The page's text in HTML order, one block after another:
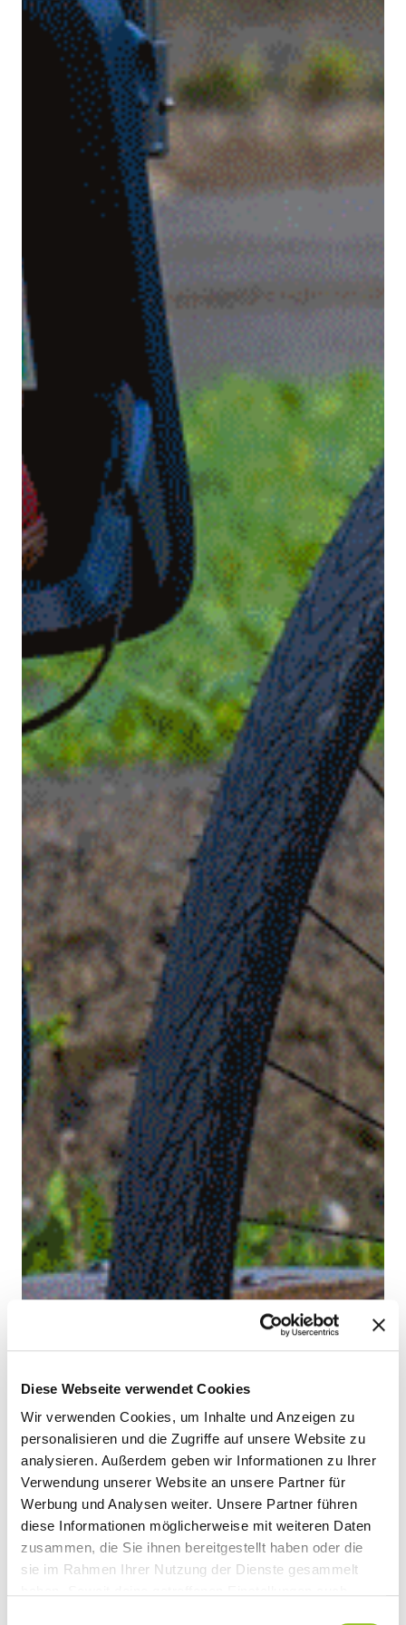
Diese Webseite verwendet Cookies
Wir verwenden Cookies, um Inhalte und Anzeigen zu
personalisieren und die Zugriffe auf unsere Website zu
analysieren. Außerdem geben wir Informationen zu Ihrer
Verwendung unserer Website an unsere Partner für
Werbung und Analysen weiter. Unsere Partner führen
diese Informationen möglicherweise mit weiteren Daten
zusammen, die Sie ihnen bereitgestellt haben oder die
sie im Rahmen Ihrer Nutzung der Dienste gesammelt